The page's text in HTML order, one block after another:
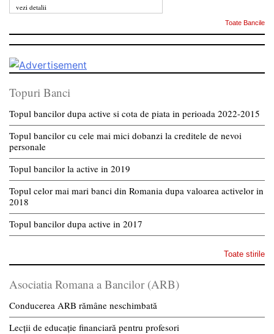
vezi detalii
Toate Bancile
Topuri Banci
Topul bancilor dupa active si cota de piata in perioada 2022-2015
Topul bancilor cu cele mai mici dobanzi la creditele de nevoi
personale
Topul bancilor la active in 2019
Topul celor mai mari banci din Romania dupa valoarea activelor in
2018
Topul bancilor dupa active in 2017
Toate stirile
Asociatia Romana a Bancilor (ARB)
Conducerea ARB rămâne neschimbată
Lecții de educație financiară pentru profesori